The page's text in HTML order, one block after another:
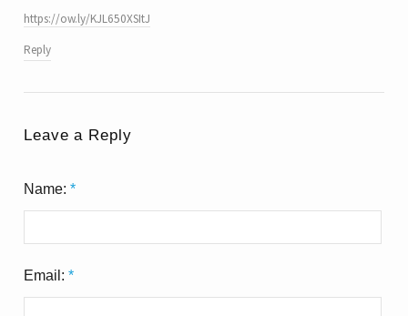
https://ow.ly/KJL650XSItJ
Reply
Leave a Reply
Name:*
Email:*